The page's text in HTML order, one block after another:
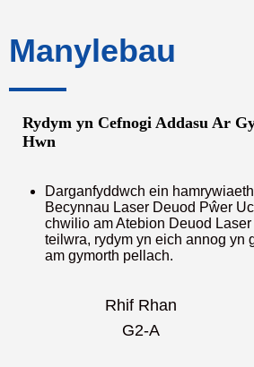
Manylebau
Rydym yn Cefnogi Addasu Ar
Hwn
Darganfyddwch ein
Becynnau Laser Deuod Pŵer
chwilio am Atebion Deuod
teilwra, rydym yn eich annog yn
am gymorth pellach.
Rhif Rhan
G2-A